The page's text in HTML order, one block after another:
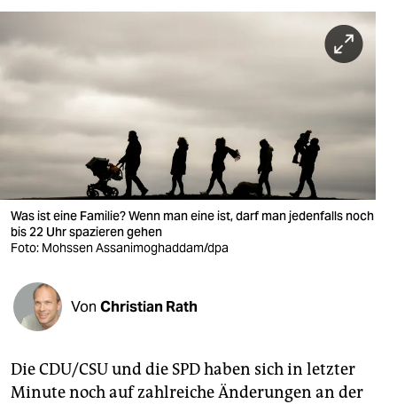
sport
berlin
wahrheit
verlag
veranstaltungen
shop
fragen & hilfe
abo
Was ist eine Familie? Wenn man eine ist, darf man jedenfalls noch
bis 22 Uhr spazieren gehen
Foto: Mohssen Assanimoghaddam/dpa
Von Christian Rath
Die CDU/CSU und die SPD haben sich in letzter
Minute noch auf zahlreiche Änderungen an der